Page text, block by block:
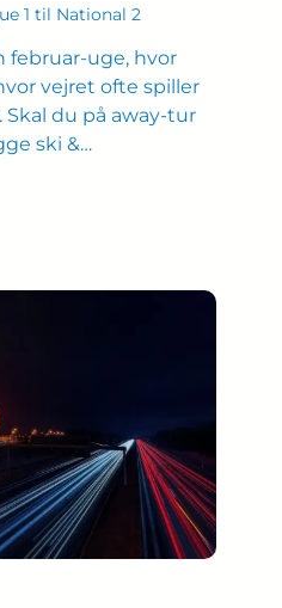
1 til National 2
februar-uge, hvor
vejret ofte spiller
du på away-tur
ski &…